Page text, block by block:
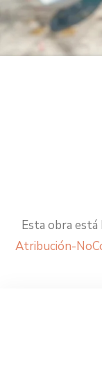
Esta obra está
Atribución-